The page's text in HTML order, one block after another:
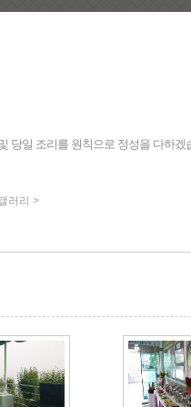
당일 조리를 원칙으로 정성을 다하겠
러리 >